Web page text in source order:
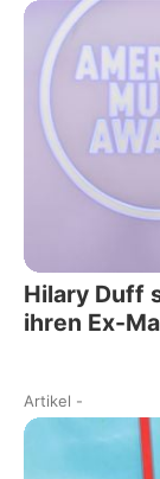
Hilary Duff
ihren Ex-
Artikel -